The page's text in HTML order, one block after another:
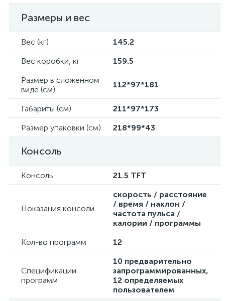
Размеры и вес
Вес (кг)
145.2
Вес коробки, кг
159.5
Размер в сложенном
виде (см)
112*97*181
Габариты (см)
211*97*173
Размер упаковки (см)
218*99*43
Консоль
Консоль 21.5 TFT
Показания консоли
скорость / расстояние
/ время / наклон /
частота пульса /
калории / программы
Кол-во программ
12
Спецификации
программ
10 предварительно
запрограммированных,
12 определяемых
пользователем